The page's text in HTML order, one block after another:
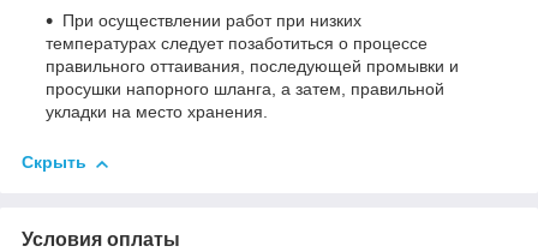
При осуществлении работ при низких
температурах следует позаботиться о процессе
правильного оттаивания, последующей промывки и
просушки напорного шланга, а затем, правильной
укладки на место хранения.
Скрыть
Условия оплаты